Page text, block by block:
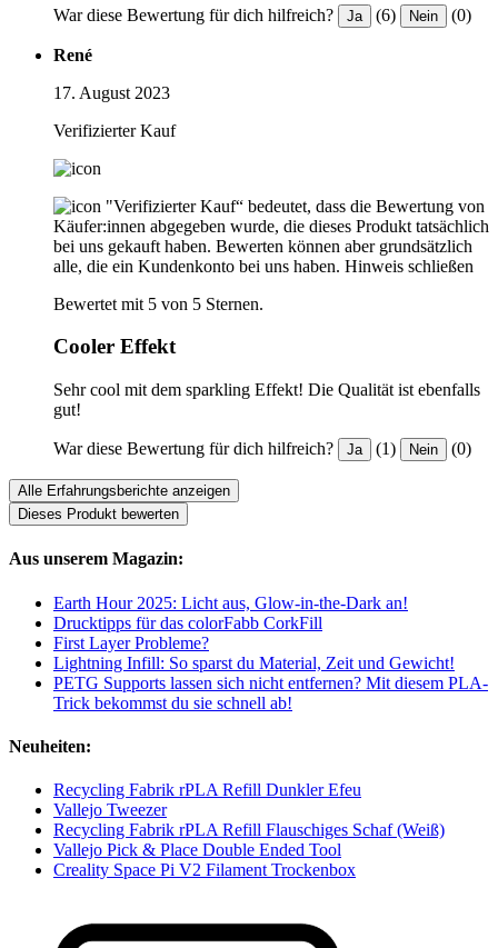
War diese Bewertung für dich hilfreich? Ja (6) Nein (0)
René
17. August 2023
Verifizierter Kauf
"Verifizierter Kauf“ bedeutet, dass die Bewertung von
Käufer:innen abgegeben wurde, die dieses Produkt tatsächlich
bei uns gekauft haben. Bewerten können aber grundsätzlich
alle, die ein Kundenkonto bei uns haben. Hinweis schließen
Bewertet mit 5 von 5 Sternen.
Cooler Effekt
Sehr cool mit dem sparkling Effekt! Die Qualität ist ebenfalls
gut!
War diese Bewertung für dich hilfreich? Ja (1) Nein (0)
Alle Erfahrungsberichte anzeigen
Dieses Produkt bewerten
Aus unserem Magazin:
Earth Hour 2025: Licht aus, Glow-in-the-Dark an!
Drucktipps für das colorFabb CorkFill
First Layer Probleme?
Lightning Infill: So sparst du Material, Zeit und Gewicht!
PETG Supports lassen sich nicht entfernen? Mit diesem PLA-
Trick bekommst du sie schnell ab!
Neuheiten:
Recycling Fabrik rPLA Refill Dunkler Efeu
Vallejo Tweezer
Recycling Fabrik rPLA Refill Flauschiges Schaf (Weiß)
Vallejo Pick & Place Double Ended Tool
Creality Space Pi V2 Filament Trockenbox